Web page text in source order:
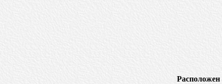
Расположен